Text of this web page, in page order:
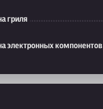
гриля
электронных компонентов